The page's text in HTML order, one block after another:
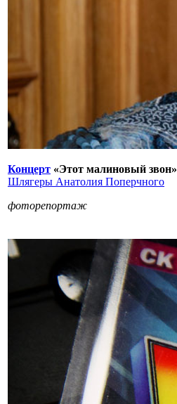
Концерт «Этот малиновый звон»
Шлягеры Анатолия Поперчного
фоторепортаж